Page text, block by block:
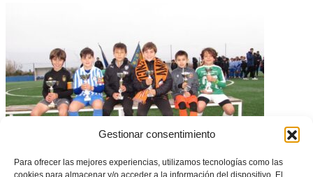
Gestionar consentimiento
Para ofrecer las mejores experiencias, utilizamos tecnologías como las
cookies para almacenar y/o acceder a la información del dispositivo. El